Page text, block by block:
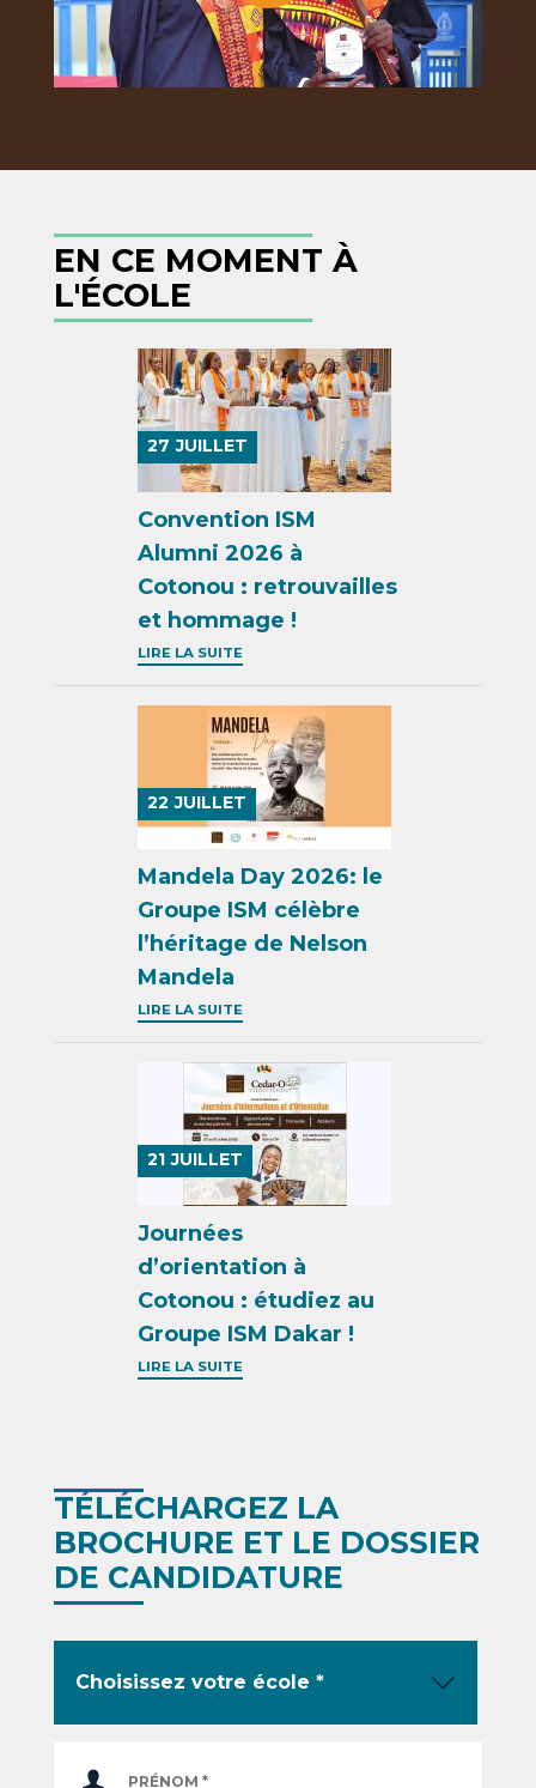
EN CE MOMENT À
L'ÉCOLE
27 JUILLET
Convention ISM
Alumni 2026 à
Cotonou : retrouvailles
et hommage !
LIRE LA SUITE
22 JUILLET
Mandela Day 2026: le
Groupe ISM célèbre
l’héritage de Nelson
Mandela
LIRE LA SUITE
21 JUILLET
Journées
d’orientation à
Cotonou : étudiez au
Groupe ISM Dakar !
LIRE LA SUITE
TÉLÉCHARGEZ LA
BROCHURE ET LE DOSSIER
DE CANDIDATURE